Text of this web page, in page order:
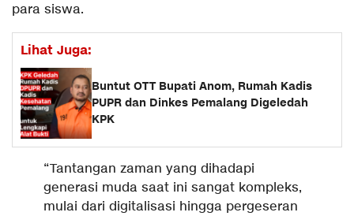
para siswa.
Lihat Juga:
Buntut OTT Bupati Anom, Rumah Kadis
PUPR dan Dinkes Pemalang Digeledah
KPK
“Tantangan zaman yang dihadapi
generasi muda saat ini sangat kompleks,
mulai dari digitalisasi hingga pergeseran